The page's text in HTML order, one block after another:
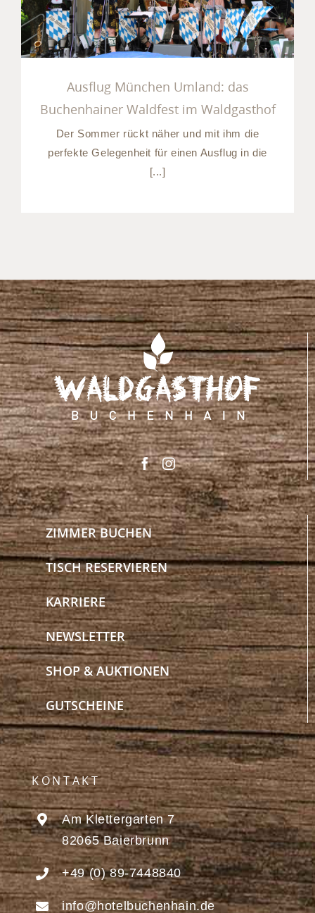
Ausflug München Umland: das
Buchenhainer Waldfest im Waldgasthof
Der Sommer rückt näher und mit ihm die
perfekte Gelegenheit für einen Ausflug in die
[...]
ZIMMER BUCHEN
TISCH RESERVIEREN
KARRIERE
NEWSLETTER
SHOP & AUKTIONEN
GUTSCHEINE
KONTAKT
Am Klettergarten 7
82065 Baierbrunn
+49 (0) 89-7448840
info@hotelbuchenhain.de